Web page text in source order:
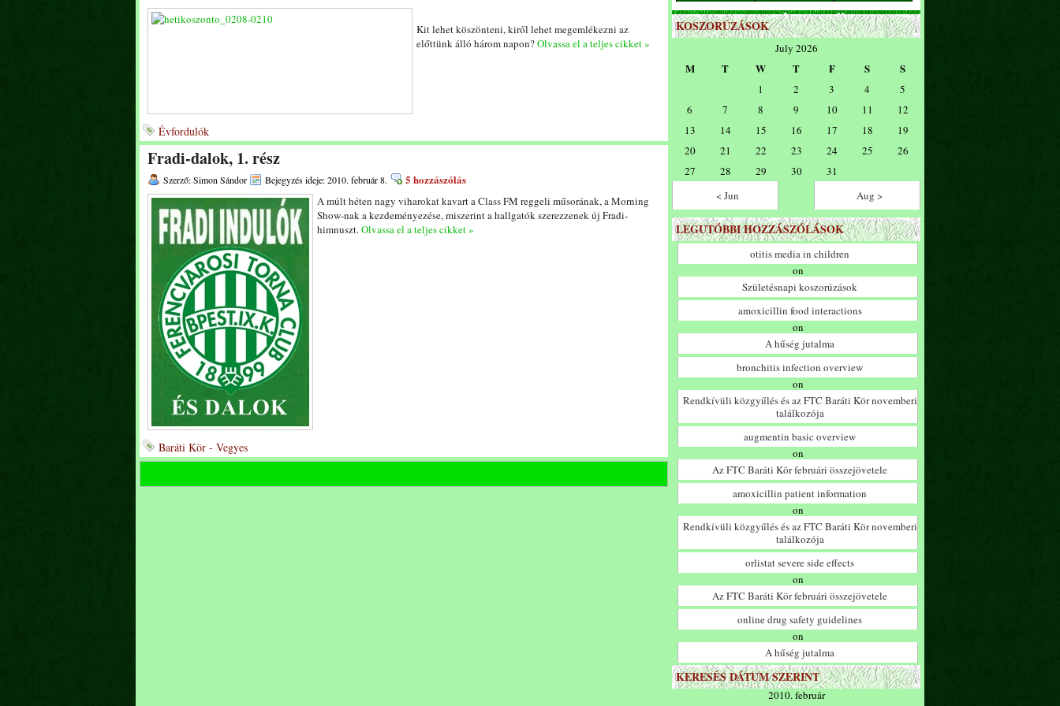
Kit lehet köszönteni, kiről lehet megemlékezni az
előttünk álló három napon?Olvassa el a teljes cikket »
Évfordulók
Fradi-dalok, 1. rész
Szerző: Simon Sándor Bejegyzés ideje: 2010. február 8. 5 hozzászólás
A múlt héten nagy viharokat kavart a Class FM reggeli műsorának, a Morning
Show-nak a kezdeményezése, miszerint a hallgatók szerezzenek új Fradi-
himnuszt.Olvassa el a teljes cikket »
Baráti Kör - Vegyes
KOSZORÚZÁSOK
July 2026
M T W T F S S
1 2 3 4
5
6
7 8 9 10 11
12
13
14 15 16 17 18
19
20
21 22 23 24 25
26
27
28 29 30
31
< Jun
Aug >
LEGUTÓBBI HOZZÁSZÓLÁSOK
otitis media in children
on
Születésnapi koszorúzások
amoxicillin food interactions
on
A hűség jutalma
bronchitis infection overview
on
Rendkívüli közgyűlés és az FTC Baráti Kör novemberi
találkozója
augmentin basic overview
on
Az FTC Baráti Kör februári összejövetele
amoxicillin patient information
on
Rendkívüli közgyűlés és az FTC Baráti Kör novemberi
találkozója
orlistat severe side effects
on
Az FTC Baráti Kör februári összejövetele
online drug safety guidelines
on
A hűség jutalma
KERESÉS DÁTUM SZERINT
2010. február